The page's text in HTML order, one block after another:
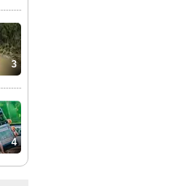
3
4